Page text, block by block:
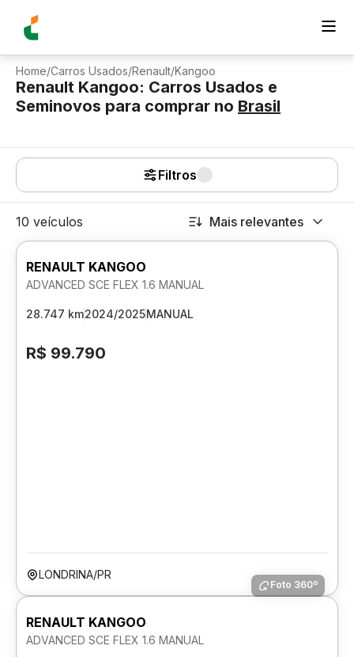
Home/Carros Usados/Renault/Kangoo
Renault Kangoo: Carros Usados e
Seminovos para comprar no Brasil
Filtros
10 veículos Mais relevantes
RENAULT KANGOO
ADVANCED SCE FLEX 1.6 MANUAL
28.747 km2024/2025MANUAL
R$ 99.790
LONDRINA/PR
Foto 360º
RENAULT KANGOO
ADVANCED SCE FLEX 1.6 MANUAL